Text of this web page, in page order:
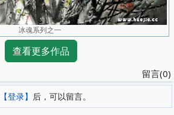
冰魂系列之一
查看更多作品
留言(0)
【登录】 后，可以留言。